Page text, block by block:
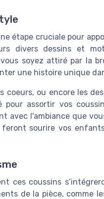
étape cruciale pour
divers dessins et
soyez attiré par la
une histoire unique
coeurs, ou encore les
assortir vos
avec l'ambiance que
sourire vos
ces coussins
de la pièce, comme